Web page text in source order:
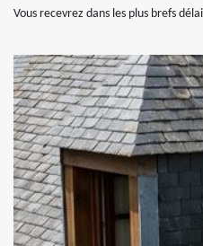
Vous recevrez dans les plus brefs